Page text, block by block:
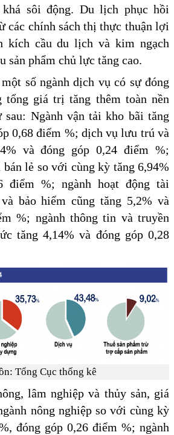
sôi động. Du lịch phục hồi
các chính sách thị thực thuận lợi
kích cầu du lịch và kim ngạch
sản phẩm chủ lực tăng cao.
số ngành dịch vụ có sự đóng
tổng giá trị tăng thêm toàn nền
Ngành vận tải kho bãi tăng
0,68 điểm %; dịch vụ lưu trú và
và đóng góp 0,24 điểm %;
bán lẻ so với cùng kỳ tăng 6,94%
điểm %; ngành hoạt động tài
bảo hiểm cũng tăng 5,2% và
%; ngành thông tin và truyền
tăng 4,14% và đóng góp 0,28
Tổng Cục thống kê
lâm nghiệp và thủy sản, giá
nông nghiệp so với cùng kỳ
đóng góp 0,26 điểm %; ngành